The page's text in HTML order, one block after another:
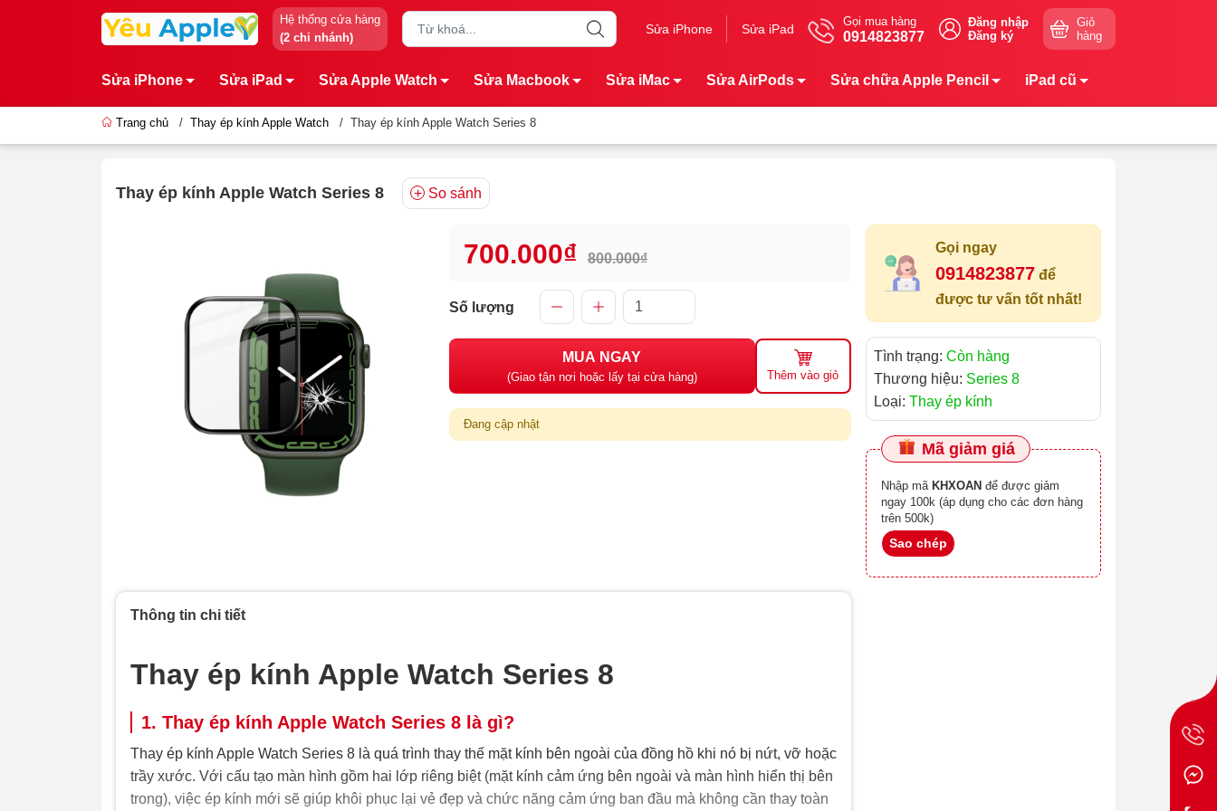
Hệ thống cửa hàng
(2 chi nhánh)
Sửa iPhone Sửa iPad
Gọi mua hàng
0914823877
Đăng nhập
Đăng ký
Giỏ
hàng
Sửa iPhone Sửa iPad Sửa Apple Watch Sửa Macbook Sửa iMac Sửa AirPods Sửa chữa Apple Pencil iPad cũ
Trang chủ / Thay ép kính Apple Watch / Thay ép kính Apple Watch Series 8
Thay ép kính Apple Watch Series 8 So sánh
700.000₫ 800.000₫
Số lượng
MUA NGAY
(Giao tận nơi hoặc lấy tại cửa hàng) Thêm vào giỏ
Đang cập nhật
Gọi ngay
0914823877 để
được tư vấn tốt nhất!
Tình trạng: Còn hàng
Thương hiệu: Series 8
Loại: Thay ép kính
Mã giảm giá
Nhập mã KHXOAN
ngay 100k (áp dụng cho các đơn hàng
trên 500k)
Sao chép
Thông tin chi tiết
Thay ép kính Apple Watch Series 8
1. Thay ép kính Apple Watch Series 8 là gì?
Thay ép kính Apple Watch Series 8 là quá trình thay thế mặt kính bên ngoài của đồng hồ khi nó bị nứt, vỡ hoặc
trầy xước. Với cấu tạo màn hình gồm hai lớp riêng biệt (mặt kính cảm ứng bên ngoài và màn hình hiển thị bên
trong), việc ép kính mới sẽ giúp khôi phục lại vẻ đẹp và chức năng cảm ứng ban đầu mà không cần thay toàn